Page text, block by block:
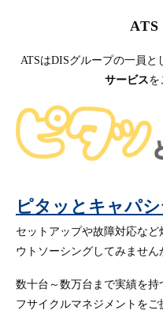
ATS
ATSはDISグループの一員と
サービスを
ピタッとキャパ
セットアップや故障対応な
ウトソーシングしてみません
数十台～数万台まで実績を持
フサイクルマネジメントをご